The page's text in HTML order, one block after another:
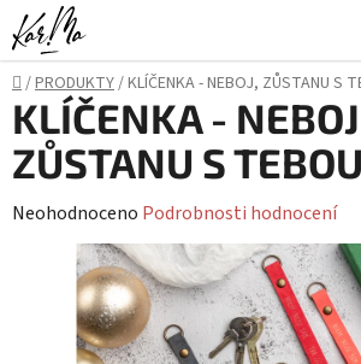
Přejít
na
obsah
Domů
/PRODUKTY/KLÍČENKA - NEBOJ, ZŮSTANU S
KLÍČENKA -
ZŮSTANU S TEBOU
Průměrné
hodnocení
produktu
Neohodnoceno Podrobnosti hodnocení